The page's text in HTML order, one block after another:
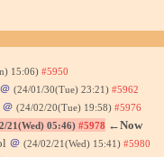
15:06) #5950
＠ (24/01/30(Tue) 23:21) #5962
＠ (24/02/20(Tue) 19:58) #5976
21(Wed) 05:46) #5978 ←Now
＠ (24/02/21(Wed) 15:41) #5980